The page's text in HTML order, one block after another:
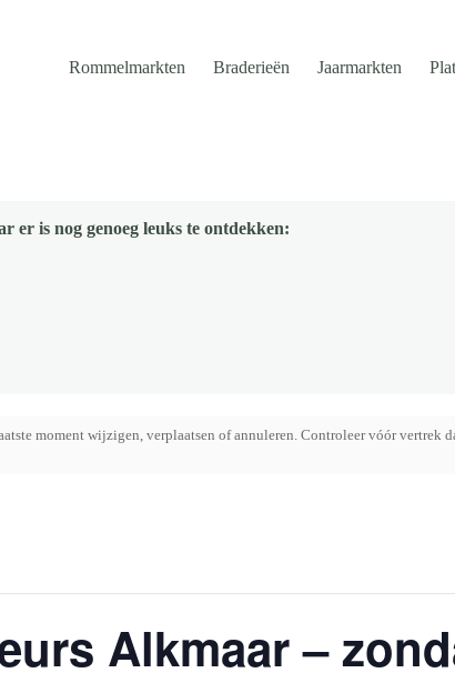
Rommelmarkten Braderieën Jaarmarkten
er is nog genoeg leuks te ontdekken:
moment wijzigen, verplaatsen of annuleren. Controleer vóór vertrek
Alkmaar –